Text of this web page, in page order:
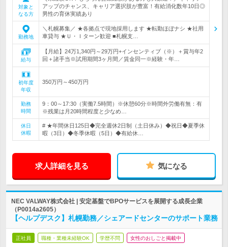
対象と
なる方
アップのチャンス、キャリア選択肢が豊富！有給消化数年10日◎
男性の育休実績あり
勤務地
＼札幌募集／ ★各拠点で現地採用します ★転勤ほぼナシ ★社用
車貸与 ★Ｕ・Ｉターン歓迎 ■札幌支…
給与
【月給】24万1,340円～29万円+インセンティブ（※）＋賞与年2
回＋諸手当※試用期間3ヶ月間／賃金同一※経験・年…
初年度
年収
350万円～450万円
勤務
時間
9：00～17:30（実働7.5時間）※休憩60分※時間外労働有無：有
※残業は月20時間程度と少なめ…
休日
休暇
# ★年間休日125日◆完全週休2日制（土日休み）◆祝日◆夏季休
暇（3日）◆冬季休暇（5日）◆有給休…
求人詳細を見る 気になる
NEC VALWAY株式会社 | 安定基盤でBPOサービスを展開する成長企業
（P0014a2605）
【ヘルプデスク】札幌勤務／シェアードセンターのサポート業務
正社員 職種・業種未経験OK 学歴不問 女性のおしごと掲載中